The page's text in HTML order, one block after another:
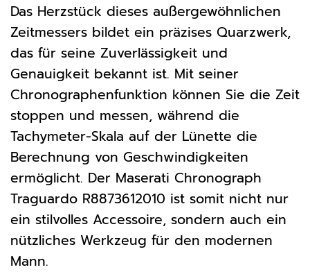
Das Herzstück dieses außergewöhnlichen
Zeitmessers bildet ein präzises Quarzwerk,
das für seine Zuverlässigkeit und
Genauigkeit bekannt ist. Mit seiner
Chronographenfunktion können Sie die Zeit
stoppen und messen, während die
Tachymeter-Skala auf der Lünette die
Berechnung von Geschwindigkeiten
ermöglicht. Der Maserati Chronograph
Traguardo R8873612010 ist somit nicht nur
ein stilvolles Accessoire, sondern auch ein
nützliches Werkzeug für den modernen
Mann.